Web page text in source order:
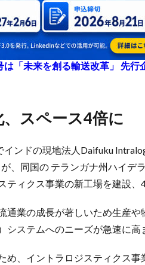
は「未来を創る輸送改革」 先行
、スペース4倍に
ンドの現地法人Daifuku
、同国の テランガナ州ハイデ
ティクス事業の新工場を建設、
通業の成長が著しいため生産
システムへのニーズが急速に高
め、イントラロジスティクス